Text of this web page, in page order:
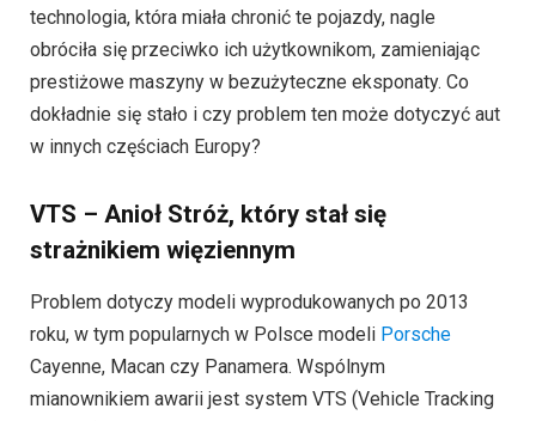
technologia, która miała chronić te pojazdy, nagle
obróciła się przeciwko ich użytkownikom, zamieniając
prestiżowe maszyny w bezużyteczne eksponaty. Co
dokładnie się stało i czy problem ten może dotyczyć aut
w innych częściach Europy?
VTS – Anioł Stróż, który stał się
strażnikiem więziennym
Problem dotyczy modeli wyprodukowanych po 2013
roku, w tym popularnych w Polsce modeli Porsche
Cayenne, Macan czy Panamera. Wspólnym
mianownikiem awarii jest system VTS (Vehicle Tracking